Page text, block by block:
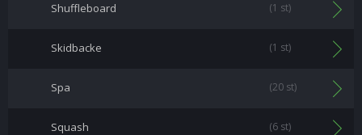
Shuffleboard (1 st)
Skidbacke (1 st)
Spa (20 st)
Squash (6 st)